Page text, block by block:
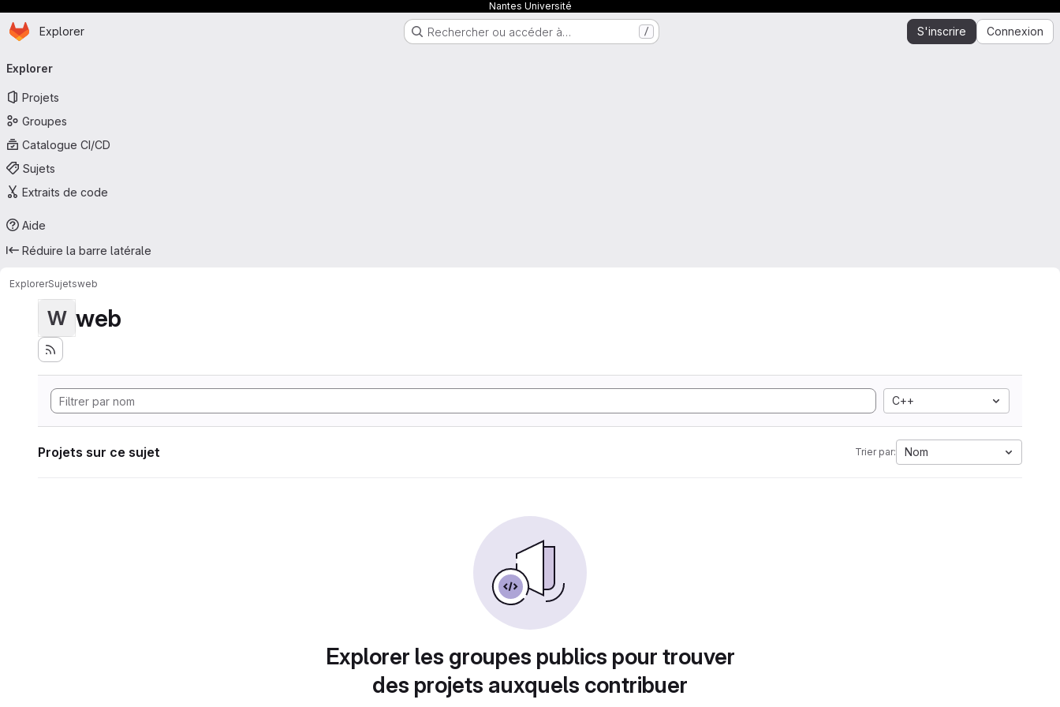
Nantes Université
Passer au contenu principal
Page d'accueil
Explorer Rechercher ou accéder à… / S'inscrire Connexion
principale
Explorer
Projets
Groupes
Catalogue CI/CD
Sujets
Extraits de code
Aide
Réduire la barre latérale
ExplorerSujetsweb
W web
C++
Projets sur ce sujet Trier par: Nom
Explorer les groupes publics pour trouver
des projets auxquels contribuer